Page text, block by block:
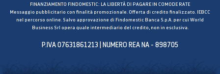
A scomparsa
Colore
Premium Silver
Prestazioni
FINANZIAMENTO FINDOMESTIC: LA LIBERTÀ DI PAGARE IN COMODE RATE
Messaggio pubblicitario con finalità promozionale. Offerta di credito finalizzato. IEBCC
nel percorso online. Salvo approvazione di Findomestic Banca S.p.A. per cui World
Business Srl opera quale intermediario del credito, non in esclusiva.
P.IVA 07631861213 | NUMERO REA NA - 898705